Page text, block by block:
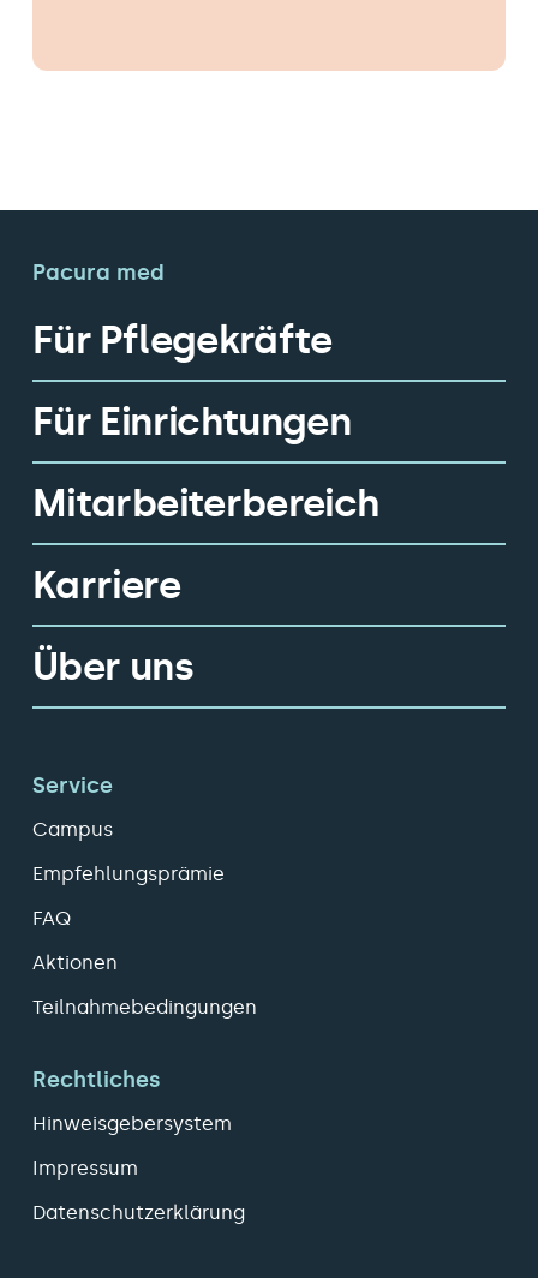
Pacura med
Für Pflegekräfte
Für Einrichtungen
Mitarbeiterbereich
Karriere
Über uns
Service
Campus
Empfehlungsprämie
FAQ
Aktionen
Teilnahmebedingungen
Rechtliches
Hinweisgebersystem
Impressum
Datenschutzerklärung